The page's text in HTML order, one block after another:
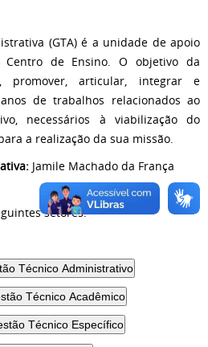
(GTA) é a unidade de apoio
Centro de Ensino. O objetivo da
promover, articular, integrar e
de trabalhos relacionados ao
necessários à viabilização do
a realização da sua missão.
Jamile Machado da França
setores: